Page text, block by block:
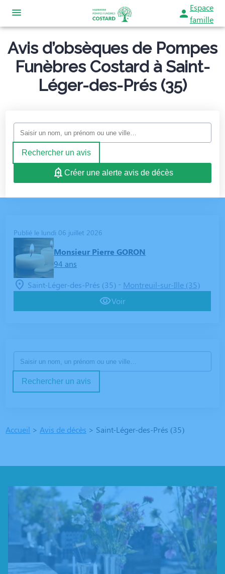
Espace
famille
ORGANISER DES OBSÈQUES
PRÉVOIR SES OBSÈQUES
MONUMENTS FUNÉRAIRES
AGENCE – POMPES FUNÈBRES COSTARD – PLEINE-FOUGÈRES
SERVICES AUX FAMILLES
ESPACES HOMMAGES
Avis d’obsèques de Pompes
Funèbres Costard à Saint-
Léger-des-Prés (35)
Rechercher un avis
Créer une alerte avis de décès
Publié le lundi 06 juillet 2026
Monsieur Pierre GORON
94 ans
Saint-Léger-des-Prés (35) - Montreuil-sur-Ille (35)
Voir
Rechercher un avis
Accueil > Avis de décès > Saint-Léger-des-Prés (35)